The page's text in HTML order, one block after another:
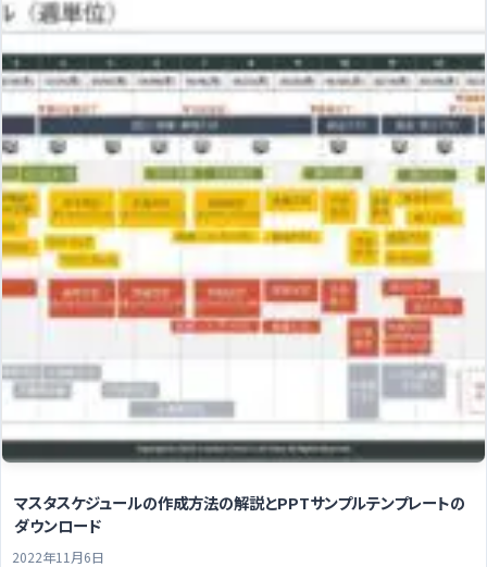
マスタスケジュールの作成方法の解説とPPTサンプルテンプレートの
ダウンロード
2022年11月6日